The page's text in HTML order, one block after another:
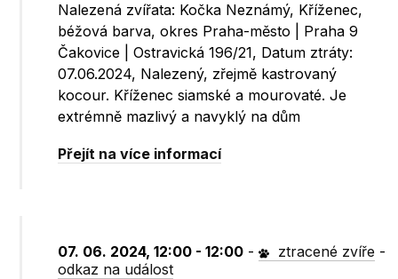
Nalezená zvířata: Kočka Neznámý, Kříženec,
béžová barva, okres Praha-město | Praha 9
Čakovice | Ostravická 196/21, Datum ztráty:
07.06.2024, Nalezený, zřejmě kastrovaný
kocour. Kříženec siamské a mourovaté. Je
extrémně mazlivý a navyklý na dům
Přejít na více informací
07. 06. 2024, 12:00 - 12:00 - ztracené zvíře -
odkaz na událost